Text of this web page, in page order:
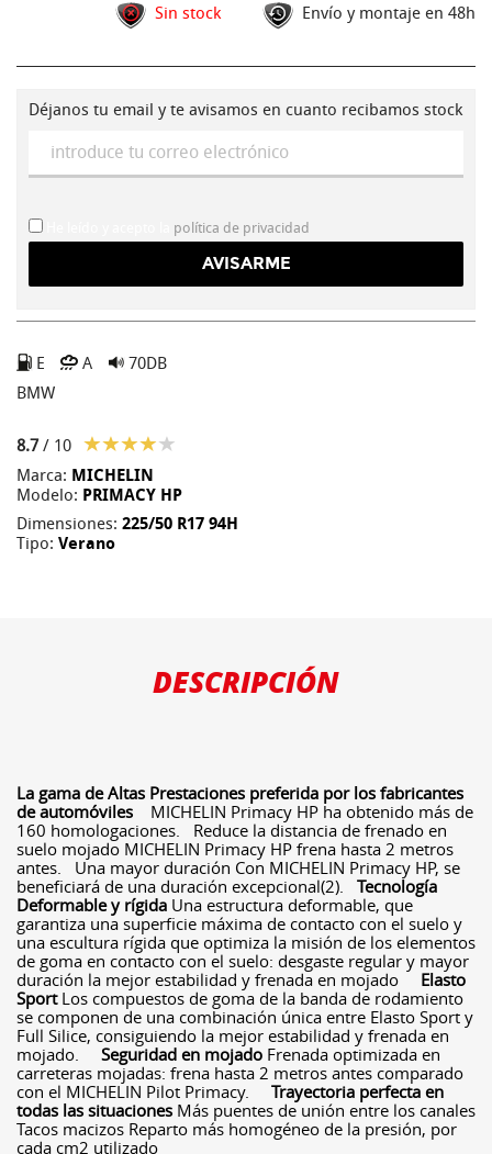
Sin stock Envío y montaje en 48h
Déjanos tu email y te avisamos en cuanto recibamos stock
política de privacidad
E A
70DB
BMW
8.7/ 10
Marca: MICHELIN
Modelo: PRIMACY HP
Dimensiones: 225/50 R17 94H
Tipo: Verano
DESCRIPCIÓN
La gama de Altas Prestaciones preferida por los fabricantes
de automóviles
MICHELIN Primacy HP ha obtenido más de
160 homologaciones. Reduce la distancia de frenado en
suelo mojado MICHELIN Primacy HP frena hasta 2 metros
antes. Una mayor duración Con MICHELIN Primacy HP, se
beneficiará de una duración excepcional(2). Tecnología
Deformable y rígida Una estructura deformable, que
garantiza una superficie máxima de contacto con el suelo y
una escultura rígida que optimiza la misión de los elementos
de goma en contacto con el suelo: desgaste regular y mayor
duración la mejor estabilidad y frenada en mojado Elasto
SportLos compuestos de goma de la banda de rodamiento
se componen de una combinación única entre Elasto Sport y
Full Silice, consiguiendo la mejor estabilidad y frenada en
mojado. Seguridad en mojado Frenada optimizada en
carreteras mojadas: frena hasta 2 metros antes comparado
con el MICHELIN Pilot Primacy. Trayectoria perfecta en
todas las situaciones Más puentes de unión entre los canales
Tacos macizos Reparto más homogéneo de la presión, por
cada cm2 utilizado